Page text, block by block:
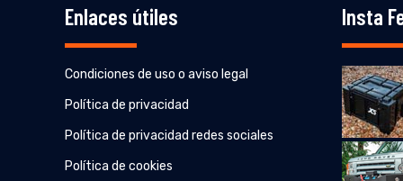
Enlaces útiles
Condiciones de uso o aviso legal
Política de privacidad
Política de privacidad redes sociales
Política de cookies
Insta